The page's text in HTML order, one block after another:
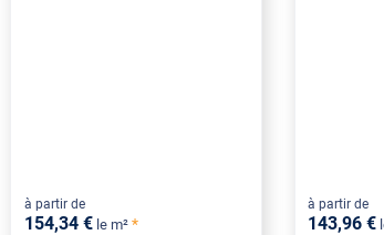
à partir de
154,34 € le m² *
à partir de
143,96 €